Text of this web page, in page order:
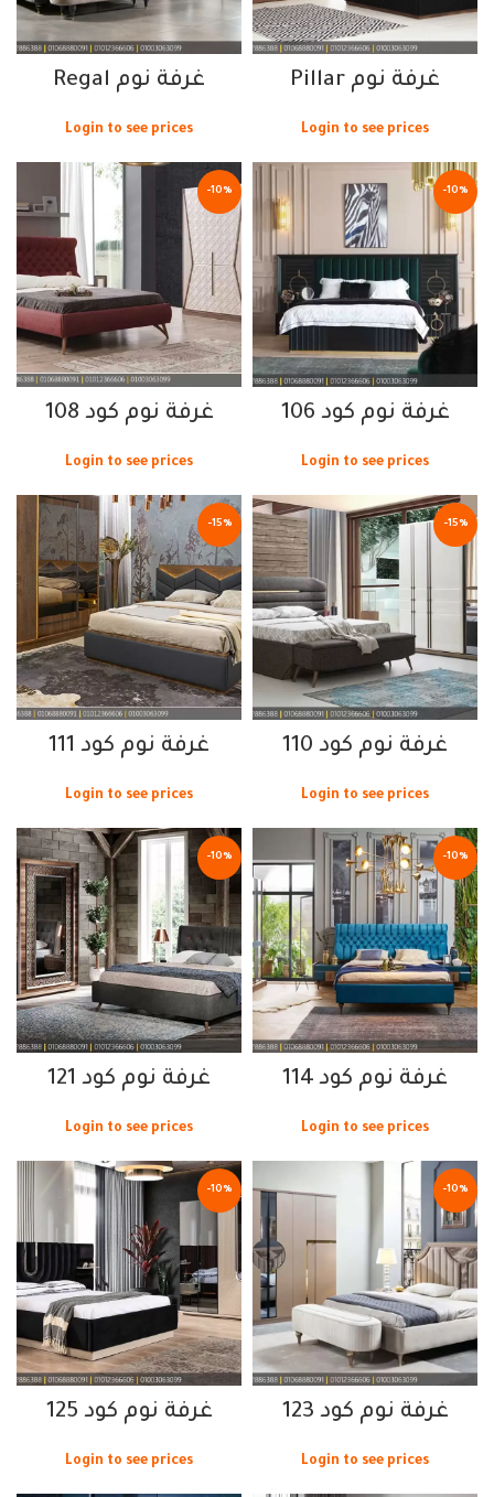
غرفة نوم Pillar
Login to see prices
غرفة نوم Regal
Login to see prices
-10%
غرفة نوم كود 106
Login to see prices
-10%
غرفة نوم كود 108
Login to see prices
-15%
غرفة نوم كود 110
Login to see prices
-15%
غرفة نوم كود 111
Login to see prices
-10%
غرفة نوم كود 114
Login to see prices
-10%
غرفة نوم كود 121
Login to see prices
-10%
غرفة نوم كود 123
Login to see prices
-10%
غرفة نوم كود 125
Login to see prices